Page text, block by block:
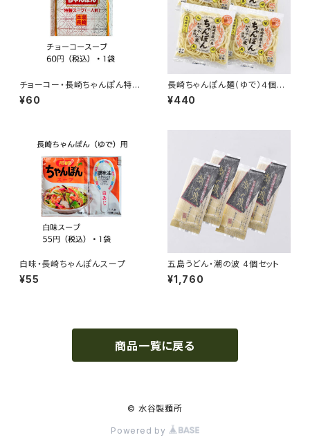
チョーコー・長崎ちゃんぽん特製
スープ
¥60
長崎ちゃんぽん麺（ゆで）４個セ
ット【長崎県産小麦使用】
¥440
白味・長崎ちゃんぽんスープ
¥55
五島うどん・潮の波 4個セット
¥1,760
商品一覧に戻る
© 水谷製麺所
Powered by